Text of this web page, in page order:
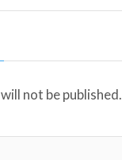
not be published.